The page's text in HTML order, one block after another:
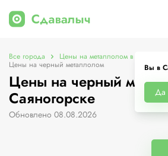
Вы в
Да
Все города Цены на металлолом в
Цены на черный металлолом
Цены на черный
Саяногорске
Обновлено 08.08.2026